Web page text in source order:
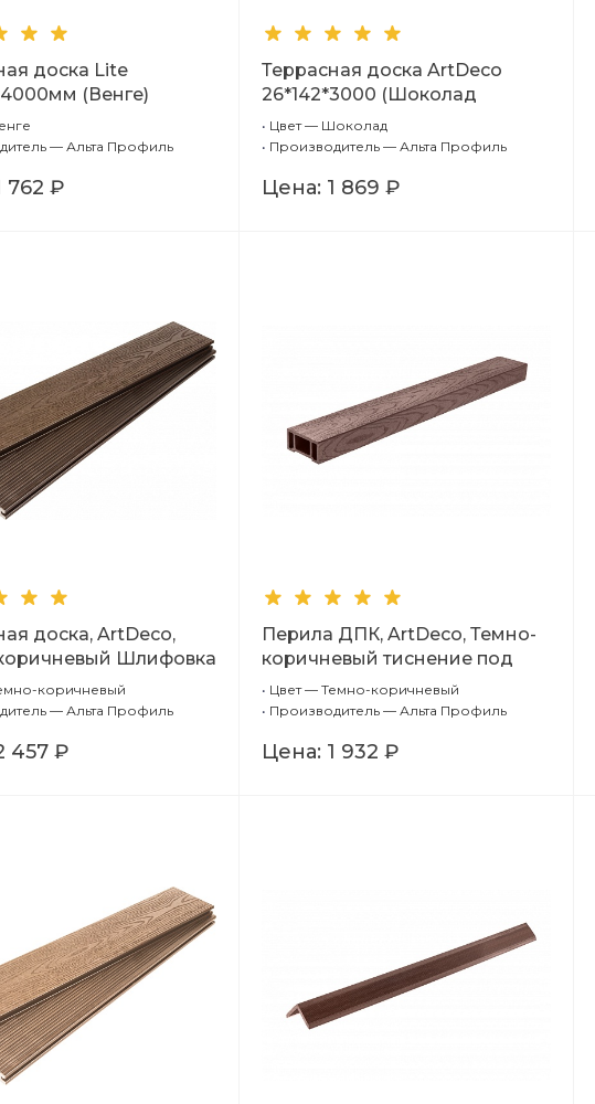
доска Lite
(Венге)
— Альта Профиль
762 ₽
Террасная доска ArtDeco
26*142*3000 (Шоколад
Шлифовка + Тиснение
(стандарт))
• Цвет — Шоколад
• Производитель — Альта Профиль
Цена: 1 869 ₽
доска, ArtDeco,
Шлифовка
(стандарт), 4м.
коричневый
— Альта Профиль
457 ₽
Перила ДПК, ArtDeco, Темно-
коричневый тиснение под
дерево
• Цвет — Темно-коричневый
• Производитель — Альта Профиль
Цена: 1 932 ₽